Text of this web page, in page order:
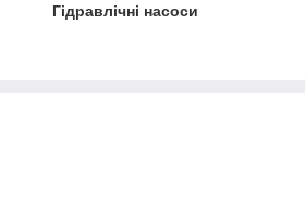
Гідравлічні насоси